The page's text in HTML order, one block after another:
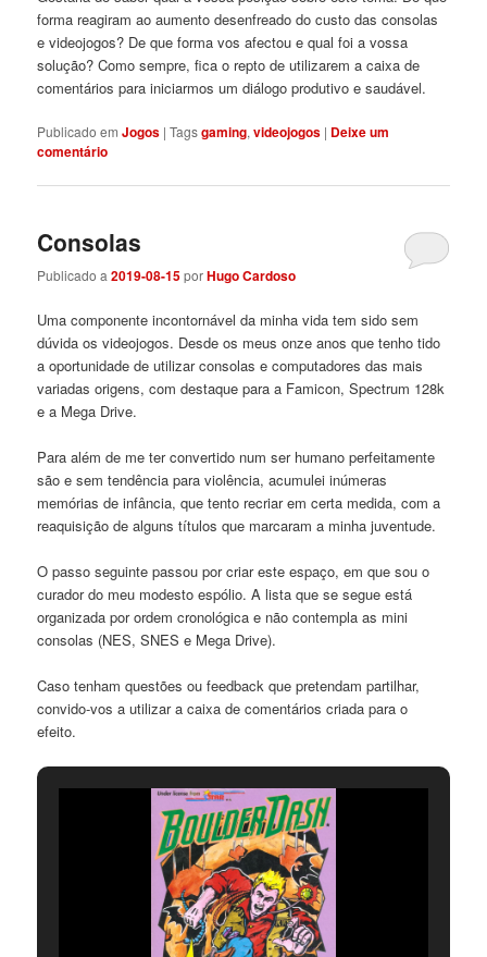
forma reagiram ao aumento desenfreado do custo das consolas
e videojogos? De que forma vos afectou e qual foi a vossa
solução? Como sempre, fica o repto de utilizarem a caixa de
comentários para iniciarmos um diálogo produtivo e saudável.
Publicado em Jogos |Tagsgaming,videojogos | Deixe um
comentário
Consolas
Publicado a2019-08-15porHugo Cardoso
Uma componente incontornável da minha vida tem sido sem
dúvida os videojogos. Desde os meus onze anos que tenho tido
a oportunidade de utilizar consolas e computadores das mais
variadas origens, com destaque para a Famicon, Spectrum 128k
e a Mega Drive.
Para além de me ter convertido num ser humano perfeitamente
são e sem tendência para violência, acumulei inúmeras
memórias de infância, que tento recriar em certa medida, com a
reaquisição de alguns títulos que marcaram a minha juventude.
O passo seguinte passou por criar este espaço, em que sou o
curador do meu modesto espólio. A lista que se segue está
organizada por ordem cronológica e não contempla as mini
consolas (NES, SNES e Mega Drive).
Caso tenham questões ou feedback que pretendam partilhar,
convido-vos a utilizar a caixa de comentários criada para o
efeito.